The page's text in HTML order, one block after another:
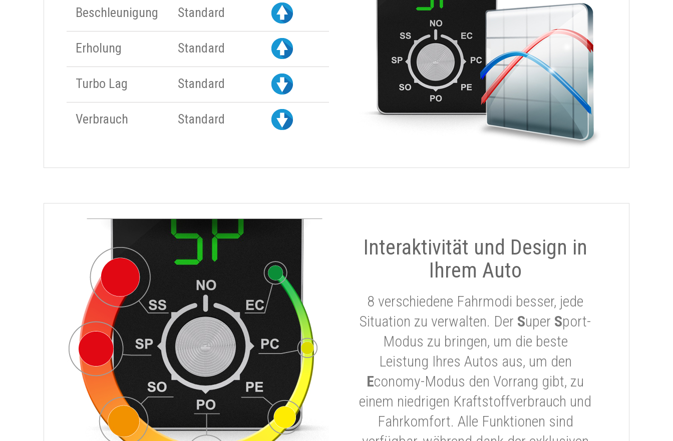
Beschleunigung Standard
Erholung Standard
Turbo Lag Standard
Verbrauch Standard
Interaktivität und Design in
Ihrem Auto
8 verschiedene Fahrmodi besser, jede
Situation zu verwalten. Der Super Sport-
Modus zu bringen, um die beste
Leistung Ihres Autos aus, um den
Economy-Modus den Vorrang gibt, zu
einem niedrigen Kraftstoffverbrauch und
Fahrkomfort. Alle Funktionen sind